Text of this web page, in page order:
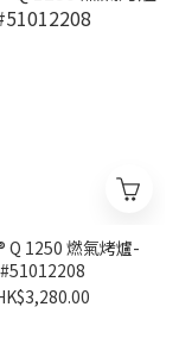
Q 1250 燃氣烤爐-
#51012208